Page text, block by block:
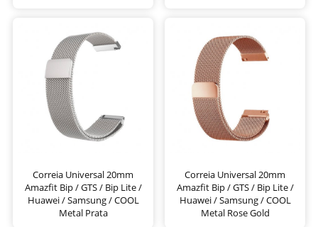
Correia Universal 20mm
Amazfit Bip / GTS / Bip Lite /
Huawei / Samsung / COOL
Metal Prata
Correia Universal 20mm
Amazfit Bip / GTS / Bip Lite /
Huawei / Samsung / COOL
Metal Rose Gold